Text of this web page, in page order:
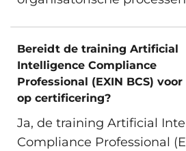
Bereidt de training Artificial
Intelligence Compliance
Professional (EXIN BCS) voor
op certificering?
Ja, de training Artificial
Compliance Professional